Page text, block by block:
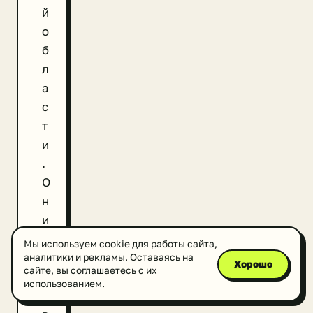
й
о
б
л
а
с
т
и
.
О
н
и
«
з
а
Мы используем cookie для работы сайта,
аналитики и рекламы. Оставаясь на
сайте, вы соглашаетесь с их
использованием.
Хорошо